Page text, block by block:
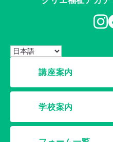
講座案内
学校案内